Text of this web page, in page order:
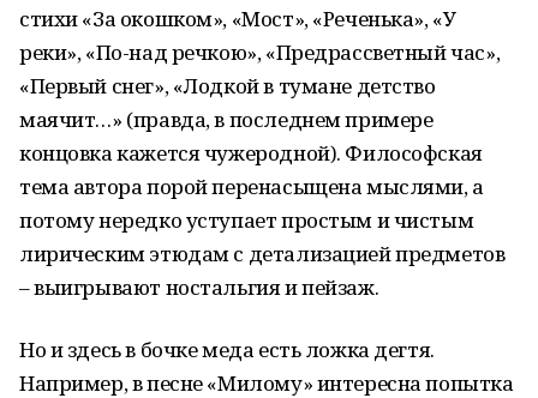
стихи «За окошком», «Мост», «Реченька», «У
реки», «По-над речкою», «Предрассветный час»,
«Первый снег», «Лодкой в тумане детство
маячит…» (правда, в последнем примере
концовка кажется чужеродной). Философская
тема автора порой перенасыщена мыслями, а
потому нередко уступает простым и чистым
лирическим этюдам с детализацией предметов
– выигрывают ностальгия и пейзаж.
Но и здесь в бочке меда есть ложка дегтя.
Например, в песне «Милому» интересна попытка